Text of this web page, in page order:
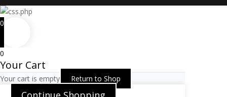
0
0
Your Cart
Your cart is empty Return to Shop